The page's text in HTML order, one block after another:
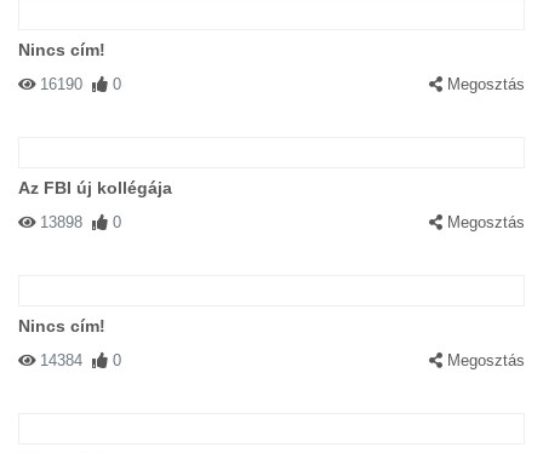
Nincs cím!
16190 0 Megosztás
Az FBI új kollégája
13898 0 Megosztás
Nincs cím!
14384 0 Megosztás